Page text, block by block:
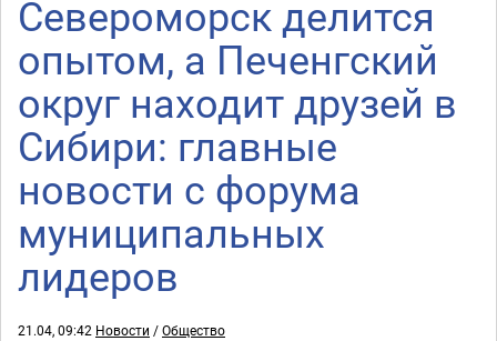
Североморск делится
опытом, а Печенгский
округ находит друзей в
Сибири: главные
новости с форума
муниципальных
лидеров
21.04, 09:42 Новости /Общество